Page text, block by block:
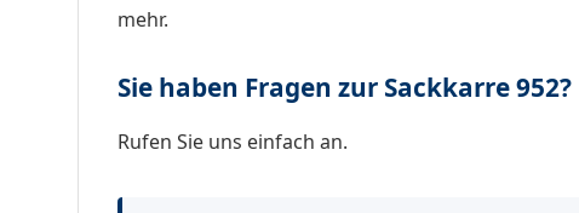
mehr.
Sie haben Fragen zur Sackkarre 952?
Rufen Sie uns einfach an.